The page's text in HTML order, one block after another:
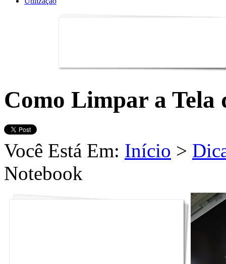
Como Limpar a Tela
Você Está Em: Início >
Notebook